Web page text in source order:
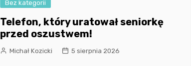
Bez kategorii
Telefon, który uratował seniorkę
przed oszustwem!
Michał Kozicki 5 sierpnia 2026